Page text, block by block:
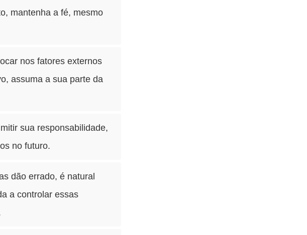
mantenha a fé, mesmo
nos fatores externos
assuma a sua parte da
sua responsabilidade,
no futuro.
dão errado, é natural
a controlar essas